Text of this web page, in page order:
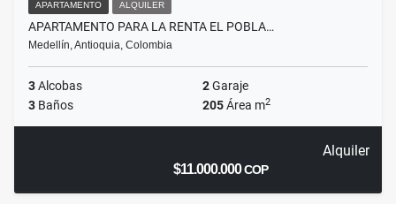
APARTAMENTO ALQUILER
APARTAMENTO PARA LA RENTA EL POBLA…
Medellín, Antioquia, Colombia
3Alcobas 2Garaje
3 Baños 205Área m2
Alquiler
$11.000.000COP